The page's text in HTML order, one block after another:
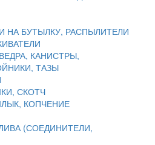
НА БУТЫЛКУ, РАСПЫЛИТЕЛИ
КАНИСТРЫ,
ТАЗЫ
СКОТЧ
КОПЧЕНИЕ
(СОЕДИНИТЕЛИ,